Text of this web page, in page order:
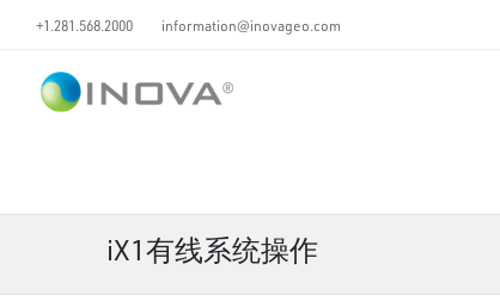
+1.281.568.2000 information@inovageo.com
iX1有线系统操作